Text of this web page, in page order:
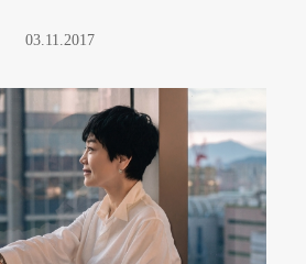
03.11.2017